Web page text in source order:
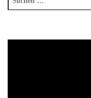
nach: